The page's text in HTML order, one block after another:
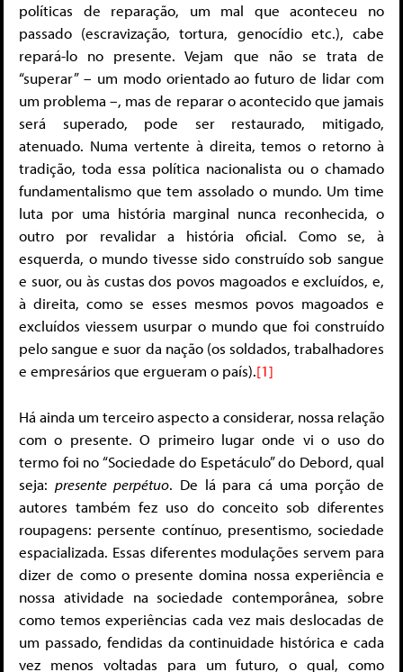
políticas de reparação, um mal que aconteceu no
passado (escravização, tortura, genocídio etc.), cabe
repará-lo no presente. Vejam que não se trata de
“superar” – um modo orientado ao futuro de lidar com
um problema –, mas de reparar o acontecido que jamais
será superado, pode ser restaurado, mitigado,
atenuado. Numa vertente à direita, temos o retorno à
tradição, toda essa política nacionalista ou o chamado
fundamentalismo que tem assolado o mundo. Um time
luta por uma história marginal nunca reconhecida, o
outro por revalidar a história oficial. Como se, à
esquerda, o mundo tivesse sido construído sob sangue
e suor, ou às custas dos povos magoados e excluídos, e,
à direita, como se esses mesmos povos magoados e
excluídos viessem usurpar o mundo que foi construído
pelo sangue e suor da nação (os soldados, trabalhadores
e empresários que ergueram o país).[1]
Há ainda um terceiro aspecto a considerar, nossa relação
com o presente. O primeiro lugar onde vi o uso do
termo foi no “Sociedade do Espetáculo” do Debord, qual
seja: presente perpétuo. De lá para cá uma porção de
autores também fez uso do conceito sob diferentes
roupagens: persente contínuo, presentismo, sociedade
espacializada. Essas diferentes modulações servem para
dizer de como o presente domina nossa experiência e
nossa atividade na sociedade contemporânea, sobre
como temos experiências cada vez mais deslocadas de
um passado, fendidas da continuidade histórica e cada
vez menos voltadas para um futuro, o qual, como